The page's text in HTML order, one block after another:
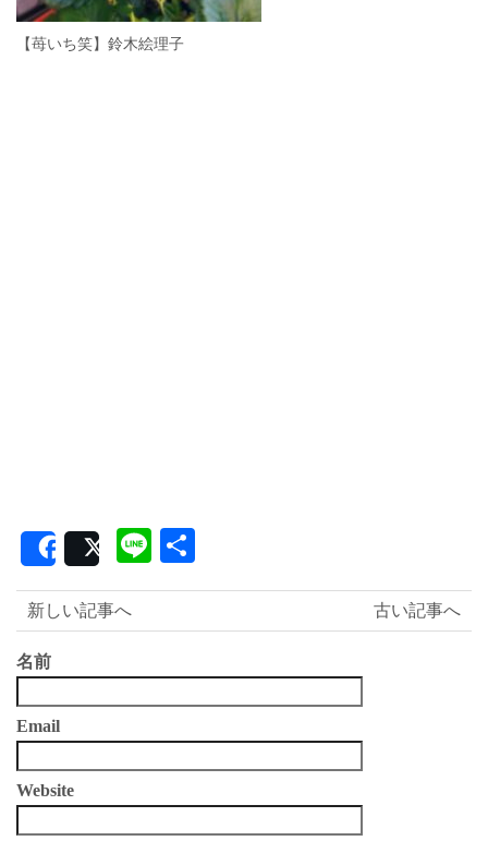
【苺いち笑】鈴木絵理子
SharePost Line
有
古い記事へ
新しい記事へ
名前
Email
Website